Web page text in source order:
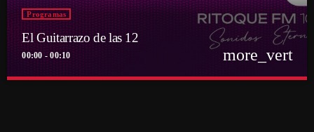
Programas
El Guitarrazo de las 12
00:00 - 00:10 more_vert